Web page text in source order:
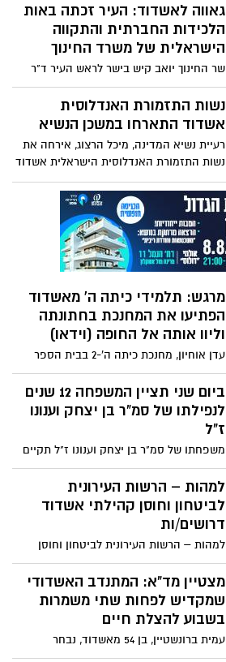
החלקה הצבאית בבית העלמין באשדוד וליווה
ברגישות משפחות שכולות, קיבל יעקב
אלברשטיין תעודת הוקרה מארגון יד לבנים
כהערכה על עשייה שקטה, אנושית ומסורה
גאווה לאשדוד: העיר זכתה באות
הלכידות החברתית והתקווה
הישראלית של משרד החינוך
שר החינוך יואב קיש בישר לראש העיר ד"ר
יחיאל לסרי על הזכייה היוקרתית לשנת
תשפ"ו. ועדת הפרס שיבחה את התפיסה
החינוכית העירונית, את החיבור בין הדורות
מכבד ואחריות דיגיטלית
נשות התזמורת האנדלוסית
אשדוד התארחו במשכן הנשיא
רעיית נשיא המדינה, מיכל הרצוג, אירחה את
נשות התזמורת האנדלוסית הישראלית אשדוד
במשכן הנשיא למפגש מרגש שעסק במוזיקה,
בעוצמה נשית, ובכוחה של התרבות לחבר,
לרפא ולהעניק תקווה
מרגש: תלמידי כיתה ה' מאשדוד
הפתיעו את המחנכת בחתונתה
וליוו אותה אל החופה (וידאו)
עדן אוחיון, מחנכת כיתה ה'-2 בבית הספר
חופית, זכתה להפתעה שלא תשכח כשכל
תלמידי כיתתה הגיעו לשמח אותה ביום
הגדול. המחווה המרגשת המחישה את הקשר
המיוחד שנרקם ביניהם לאורך השנה
ביום שני תציין המשפחה 12 שנים
לנפילתו של סמ"ר בן יצחק וענונו
ז"ל
משפחתו של סמ"ר בן יצחק וענונו ז"ל תקיים
ביום שני, כ"א בתמוז תשפ"ו (6 ביולי 2026),
טקס אזכרה במלאת 12 שנים לנפילתו בקרב
במסגרת מבצע "צוק איתן".
למהות – הרשות העירונית
לביטחון וחוסן קהילתי אשדוד
דרושים/ות
למהות – הרשות העירונית לביטחון וחוסן
קהילתי אשדוד דרושים/ות
מצטיין מד"א: המתנדב האשדודי
שמקדיש לפחות שתי משמרות
בשבוע להצלת חיים
עמית ברונשטיין, בן 54 מאשדוד, נבחר
למתנדב מצטיין מרחב לכיש של מד"א. מאז